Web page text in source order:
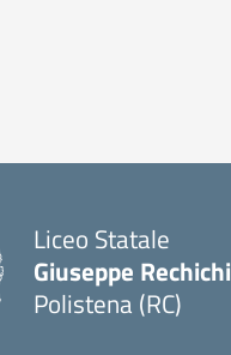
Liceo Statale
Giuseppe Rechichi
Polistena (RC)